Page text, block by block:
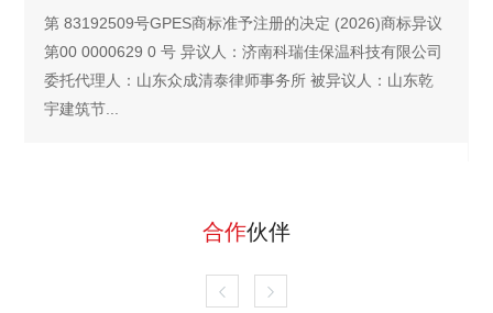
第 83192509号GPES商标准予注册的决定 (2026)商标异议
第00 0000629 0 号 异议人：济南科瑞佳保温科技有限公司
委托代理人：山东众成清泰律师事务所 被异议人：山东乾
宇建筑节...
合作伙伴
 